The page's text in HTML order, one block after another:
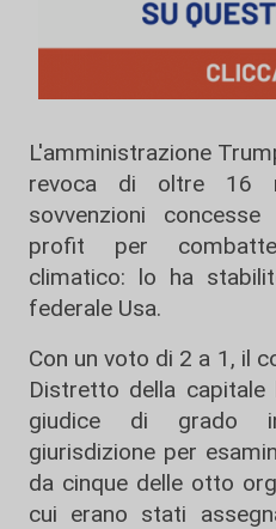
L'amministrazione
revoca di oltre 16
sovvenzioni
profit per
climatico: lo ha
federale Usa.
Con un voto di 2 a 1, il
Distretto della capitale
giudice di grado
giurisdizione per
da cinque delle otto
cui erano stati